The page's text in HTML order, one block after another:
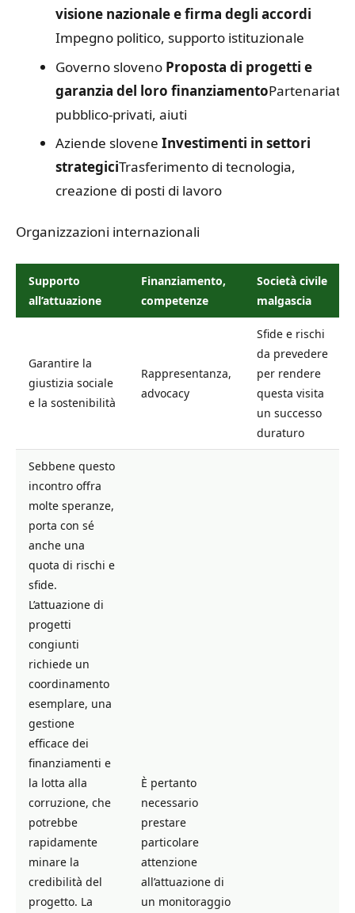
visione nazionale e firma degli accordi
Impegno politico, supporto istituzionale
Governo sloveno Proposta di progetti e
garanzia del loro finanziamentoPartenariati
pubblico-privati, aiuti
Aziende slovene Investimenti in settori
strategiciTrasferimento di tecnologia,
creazione di posti di lavoro
Organizzazioni internazionali
Supporto
all’attuazione
Finanziamento,
competenze
Società civile
malgascia
Garantire la
giustizia sociale
e la sostenibilità
Rappresentanza,
advocacy
Sfide e rischi
da prevedere
per rendere
questa visita
un successo
duraturo
Sebbene questo
incontro offra
molte speranze,
porta con sé
anche una
quota di rischi e
sfide.
L’attuazione di
progetti
congiunti
richiede un
coordinamento
esemplare, una
gestione
efficace dei
finanziamenti e
la lotta alla
corruzione, che
potrebbe
rapidamente
minare la
credibilità del
progetto. La
È pertanto
necessario
prestare
particolare
attenzione
all’attuazione di
un monitoraggio